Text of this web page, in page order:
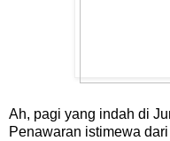
Ah, pagi yang indah di
Penawaran istimewa